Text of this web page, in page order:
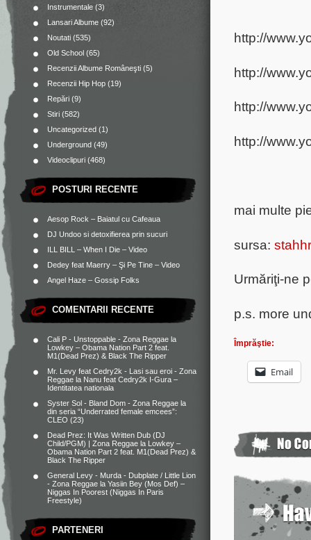
Instrumentale (3)
Lansari Albume (92)
Noutati (535)
Old School (65)
Recenzii Albume Româneşti (5)
Recenzii Hip Hop (19)
Repări (9)
Stiri (582)
Uncategorized (1)
Underground (49)
Videoclipuri (468)
POSTURI RECENTE
Aesop Rock – Baiatul cu Cafeaua
DJ Undoo si detoxifierea prin sucuri
ILL BILL – When I Die – Video
Dedey feat Maerry – Şi Pe Tine – Video
Angel Haze – Gossip Folks
COMENTARII RECENTE
Cali P - Unstoppable - Zona Reggae la
Lowkey – Obama Nation Part 2 feat.
M1(Dead Prez) & Black The Ripper
Mr. Levy feat Cedry2k - Lasi sau eroi - Zona
Reggae la Nanu feat Cedry2k I-Gura –
Identitatea nationala
Syster Sol - Bland Dom - Zona Reggae la
din seria “Underrated female emcees”:
CLEO (23)
Dead Prez: It Was Written Dub (DJ
Child/PGM) | Zona Reggae la Lowkey –
Obama Nation Part 2 feat. M1(Dead Prez) &
Black The Ripper
General Levy - Murda - Dubplate / Little Lion
- Zona Reggae la Yasiin Bey (Mos Def) –
Niggas In Poorest (Niggas In Paris
Freestyle)
PARTENERI
http://
http://
http://
http://
mai multe
sursa:
Urmăriţi-ne
p.s. more
Împrăştie:
Email